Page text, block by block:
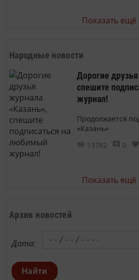
Показать
Народные новости
Дорогие
спешите
журнал!
Продолжается
«Казань»
13782
0
Показать
Архив новостей
Дата:
Найти